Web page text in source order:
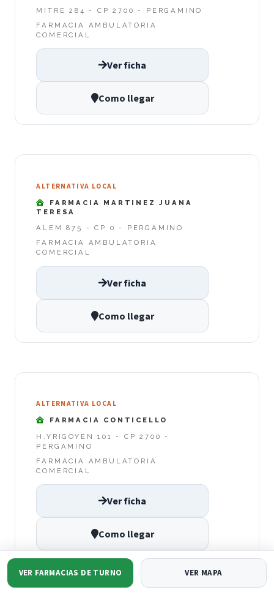
MITRE 284 - CP 2700 - PERGAMINO
FARMACIA AMBULATORIA
COMERCIAL
Ver ficha
Como llegar
ALTERNATIVA LOCAL
FARMACIA MARTINEZ JUANA
TERESA
ALEM 875 - CP 0 - PERGAMINO
FARMACIA AMBULATORIA
COMERCIAL
Ver ficha
Como llegar
ALTERNATIVA LOCAL
FARMACIA CONTICELLO
H.YRIGOYEN 101 - CP 2700 -
PERGAMINO
FARMACIA AMBULATORIA
COMERCIAL
Ver ficha
Como llegar
VER FARMACIAS DE TURNO VER MAPA